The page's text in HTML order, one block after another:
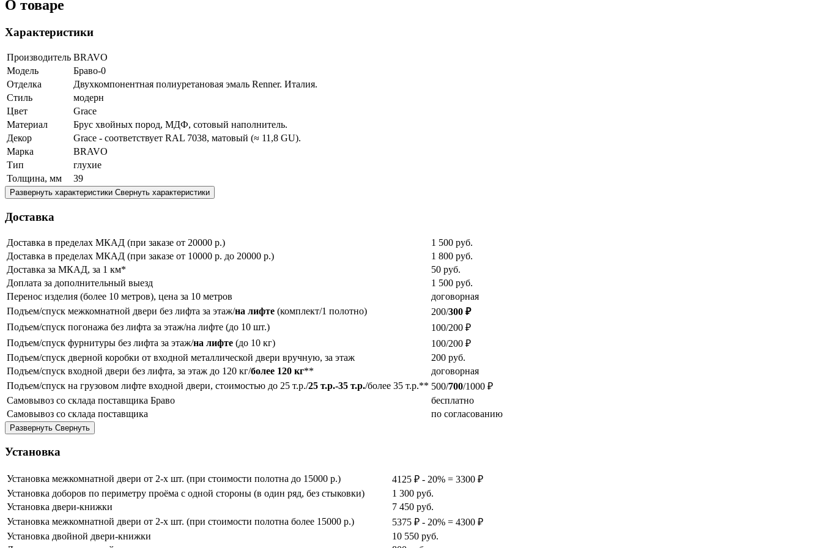
О товаре
Характеристики
Производитель BRAVO
Модель
Браво-0
Отделка
Двухкомпонентная полиуретановая эмаль Renner. Италия.
Стиль
модерн
Цвет
Grace
Материал
Брус хвойных пород, МДФ, сотовый наполнитель.
Декор
Grace - соответствует RAL 7038, матовый (≈ 11,8 GU).
Марка
BRAVO
Тип
глухие
Толщина, мм
39
Развернуть характеристики Свернуть характеристики
Доставка
Доставка в пределах МКАД (при заказе от 20000 р.) 1 500 руб.
Доставка в пределах МКАД (при заказе от 10000 р. до 20000 р.)
1 800 руб.
Доставка за МКАД, за 1 км*
50 руб.
Доплата за дополнительный выезд
1 500 руб.
Перенос изделия (более 10 метров), цена за 10 метров
договорная
Подъем/спуск межкомнатной двери без лифта за этаж/на лифте (комплект/1 полотно) 200/300 ₽
Подъем/спуск погонажа без лифта за этаж/на лифте (до 10 шт.)
100/200 ₽
Подъем/спуск фурнитуры без лифта за этаж/на лифте (до 10 кг)
100/200 ₽
Подъем/спуск дверной коробки от входной металлической двери вручную, за этаж
200 руб.
Подъем/спуск входной двери без лифта, за этаж до 120 кг/более 120 кг**
договорная
Подъем/спуск на грузовом лифте входной двери, стоимостью до 25 т.р./25 т.р.-35 т.р./более 35 т.р.** 500/700/1000 ₽
Самовывоз со склада поставщика Браво
бесплатно
Самовывоз со склада поставщика
по согласованию
Развернуть Свернуть
Установка
Установка межкомнатной двери от 2-х шт. (при стоимости полотна до 15000 р.)
4125 ₽ - 20% = 3300 ₽
Установка доборов по периметру проёма с одной стороны (в один ряд, без стыковки)
1 300 руб.
Установка двери-книжки
7 450 руб.
Установка межкомнатной двери от 2-х шт. (при стоимости полотна более 15000 р.)
5375 ₽ - 20% = 4300 ₽
Установка двойной двери-книжки
10 550 руб.